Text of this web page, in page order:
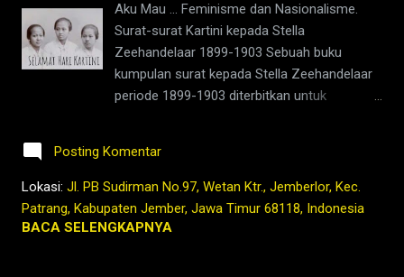
ROBUSTA ARABIKA JEMBER 2021
@rumahkafejember #ngopi #kopi #jember
#tubruk #wedang #uwuh #rempah
#jemberhits #ngopimalam #coffee
#ngopisiang #pecintakopi #penikmatkopi
#coffeeaddict #ngopisore #rokenrol
Aku Mau ... Feminisme dan Nasionalisme.
Surat-surat Kartini kepada Stella
Zeehandelaar 1899-1903 Sebuah buku
kumpulan surat kepada Stella Zeehandelaar
periode 1899-1903 diterbitkan untuk
surat Kartini itu dikumpulkan Dr Joost Coté,
diterjemahkan dengan judul Aku Mau ...
Feminisme dan Nasionalisme. Surat-surat
Kartini kepada Stella Zeehandelaar 1899-
Posting Komentar
Lokasi: Jl. PB Sudirman No.97, Wetan Ktr., Jemberlor, Kec.
Patrang, Kabupaten Jember, Jawa Timur 68118, Indonesia
BACA SELENGKAPNYA